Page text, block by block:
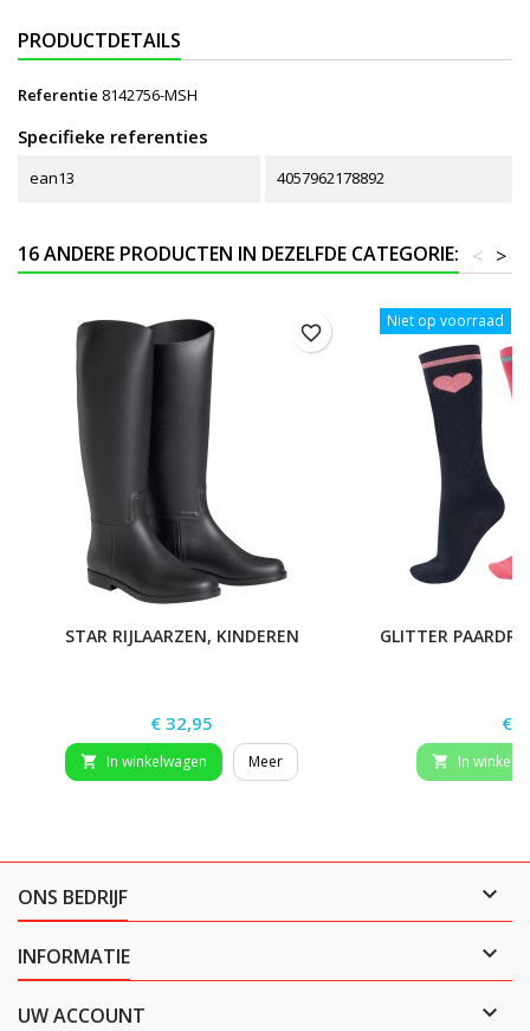
PRODUCTDETAILS
Referentie 8142756-MSH
Specifieke referenties
ean13 4057962178892
16 ANDERE PRODUCTEN IN DEZELFDE CATEGORIE: >
<
STAR RIJLAARZEN, KINDEREN
Prijs
€ 32,95
 In winkelwagen Meer
favorite_border
Niet op voorraad
GLITTER
€
 In
ONS BEDRIJF 
INFORMATIE 
UW ACCOUNT 